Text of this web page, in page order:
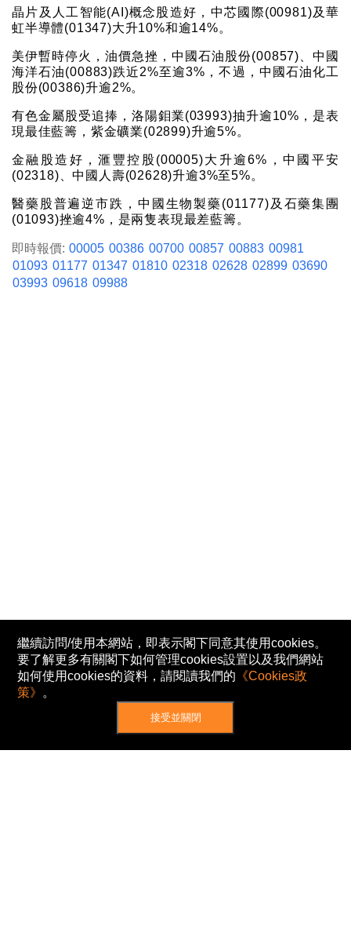
晶片及人工智能(AI)概念股造好，中芯國際(00981)及華
虹半導體(01347)大升10%和逾14%。
美伊暫時停火，油價急挫，中國石油股份(00857)、中國
海洋石油(00883)跌近2%至逾3%，不過，中國石油化工
股份(00386)升逾2%。
有色金屬股受追捧，洛陽鉬業(03993)抽升逾10%，是表
現最佳藍籌，紫金礦業(02899)升逾5%。
金融股造好，滙豐控股(00005)大升逾6%，中國平安
(02318)、中國人壽(02628)升逾3%至5%。
醫藥股普遍逆市跌，中國生物製藥(01177)及石藥集團
(01093)挫逾4%，是兩隻表現最差藍籌。
即時報價: 00005 00386 00700 00857 00883 00981
01093 01177 01347 01810 02318 02628 02899 03690
03993 09618 09988
繼續訪問/使用本網站，即表示閣下同意其使用cookies。
要了解更多有關閣下如何管理cookies設置以及我們網站
如何使用cookies的資料，請閱讀我們的 《Cookies政
策》 。
接受並關閉